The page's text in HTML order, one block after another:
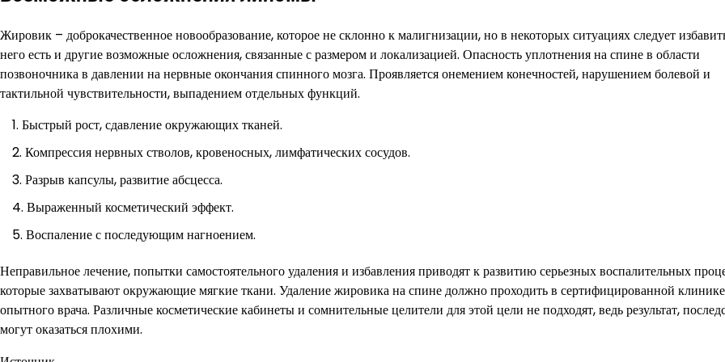
Жировик – доброкачественное новообразование, которое не склонно к малигнизации, но в некоторых ситуациях следует
него есть и другие возможные осложнения, связанные с размером и локализацией. Опасность уплотнения на спине в области
позвоночника в давлении на нервные окончания спинного мозга. Проявляется онемением конечностей, нарушением болевой и
тактильной чувствительности, выпадением отдельных функций.
Быстрый рост, сдавление окружающих тканей.
Компрессия нервных стволов, кровеносных, лимфатических сосудов.
Разрыв капсулы, развитие абсцесса.
Выраженный косметический эффект.
Воспаление с последующим нагноением.
Неправильное лечение, попытки самостоятельного удаления и избавления приводят к развитию серьезных воспалительных
которые захватывают окружающие мягкие ткани. Удаление жировика на спине должно проходить в сертифицированной
опытного врача. Различные косметические кабинеты и сомнительные целители для этой цели не подходят, ведь результат,
могут оказаться плохими.